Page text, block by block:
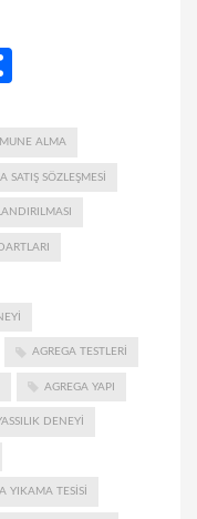
ALMA
SATIŞ SÖZLEŞMESI
AGREGA TESTLERI
AGREGA YAPI
DENEYI
YIKAMA TESISI